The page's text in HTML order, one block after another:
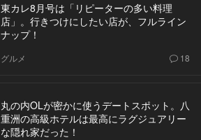
東カレ8月号は「リピーターの多い料理
店」。行きつけにしたい店が、フルライン
ナップ！
グルメ 18
丸の内OLが密かに使うデートスポット。八
重洲の高級ホテルは最高にラグジュアリー
な隠れ家だった！